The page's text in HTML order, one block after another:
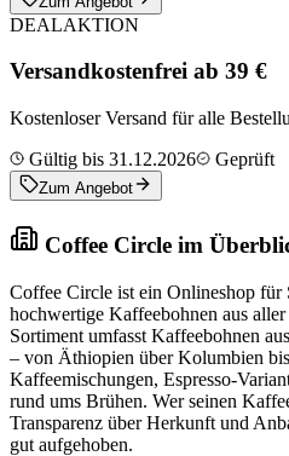
DEALAKTION
Versandkostenfrei ab 39 €
Kostenloser Versand für alle
Gültig bis 31.12.2026
Geprüft
Zum Angebot
Coffee Circle im
Coffee Circle ist ein Onlineshop für
hochwertige Kaffeebohnen aus
Sortiment umfasst Kaffeebohnen
– von Äthiopien über Kolumbien
Kaffeemischungen, Espresso-
rund ums Brühen. Wer seinen
Transparenz über Herkunft und
gut aufgehoben.